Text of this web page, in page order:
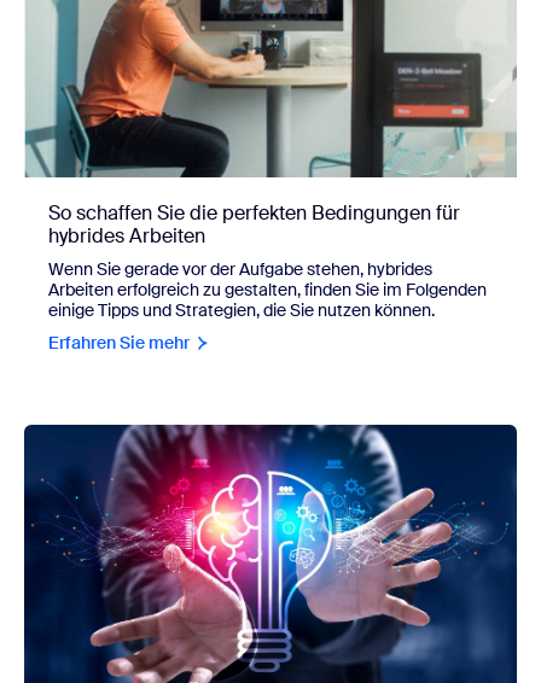
So schaffen Sie die perfekten Bedingungen für
hybrides Arbeiten
Wenn Sie gerade vor der Aufgabe stehen, hybrides
Arbeiten erfolgreich zu gestalten, finden Sie im Folgenden
einige Tipps und Strategien, die Sie nutzen können.
Erfahren Sie mehr